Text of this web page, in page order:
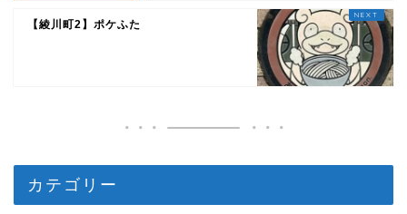
【綾川町2】ポケふた
カテゴリー